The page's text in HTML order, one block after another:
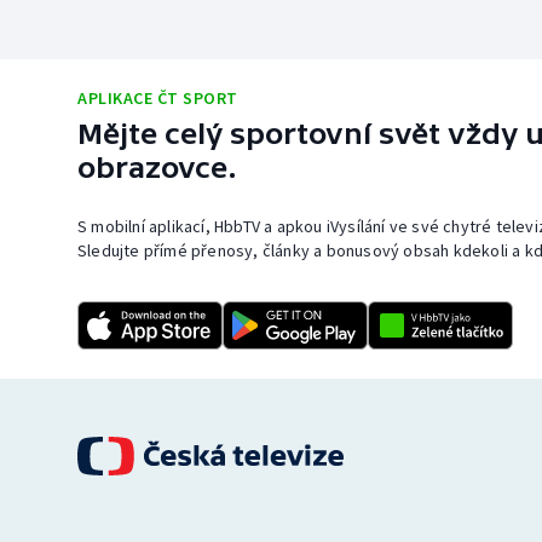
APLIKACE ČT SPORT
Mějte celý sportovní svět vždy
obrazovce.
S mobilní aplikací, HbbTV a apkou iVysílání ve své chytré
Sledujte přímé přenosy, články a bonusový obsah kdekoli a